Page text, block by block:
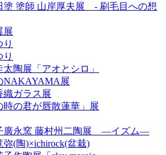
塗 塗師 山岸厚夫展 - 刷毛目への想
展
り
り
太陶展「アオとシロ」
NAKAYAMA展
織ガラス展
時の君が唇散蓮華」展
廣永窯 藤村州二陶展 ―イズム―
弥(陶)×ichirock(盆栽)